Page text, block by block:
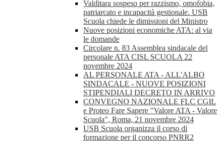
Valditara sospeso per razzismo, omofobia,
patriarcato e incapacità gestionale. USB
Scuola chiede le dimissioni del Ministro
Nuove posizioni economiche ATA: al via
le domande
Circolare n. 83 Assemblea sindacale del
personale ATA CISL SCUOLA 22
novembre 2024
AL PERSONALE ATA - ALL'ALBO
SINDACALE - NUOVE POSIZIONI
STIPENDIALI DECRETO IN ARRIVO
CONVEGNO NAZIONALE FLC CGIL
e Proteo Fare Sapere "Valore ATA - Valore
Scuola", Roma, 21 novembre 2024
USB Scuola organizza il corso di
formazione per il concorso PNRR2